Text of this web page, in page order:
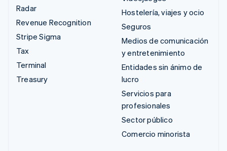
Radar
Revenue Recognition
Stripe Sigma
Tax
Terminal
Treasury
Hostelería, viajes y ocio
Seguros
Medios de comunicación
y entretenimiento
Entidades sin ánimo de
lucro
Servicios para
profesionales
Sector público
Comercio minorista